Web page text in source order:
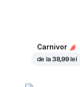
Carnivor
de la 38,99 lei